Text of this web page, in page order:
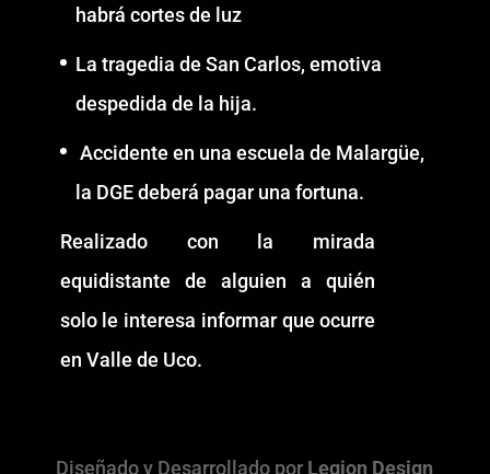
habrá cortes de luz
La tragedia de San Carlos, emotiva
despedida de la hija.
Accidente en una escuela de Malargüe,
la DGE deberá pagar una fortuna.
Realizado con la mirada
equidistante de alguien a quién
solo le interesa informar que ocurre
en Valle de Uco.
Diseñado y Desarrollado por Legion Design